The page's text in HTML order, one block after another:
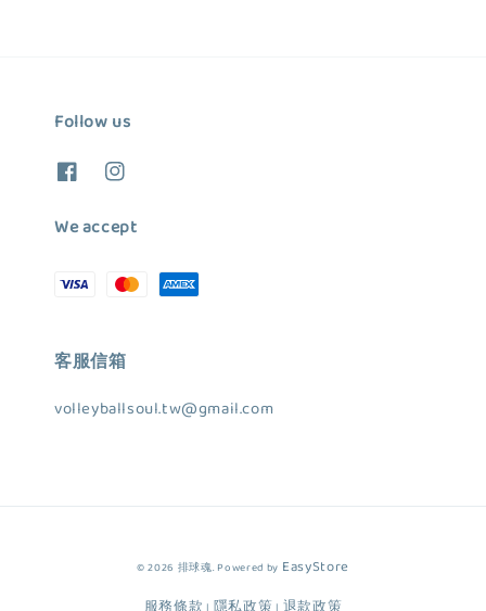
Follow us
We accept
客服信箱
volleyballsoul.tw@gmail.com
© 2026 排球魂. Powered by EasyStore
| |